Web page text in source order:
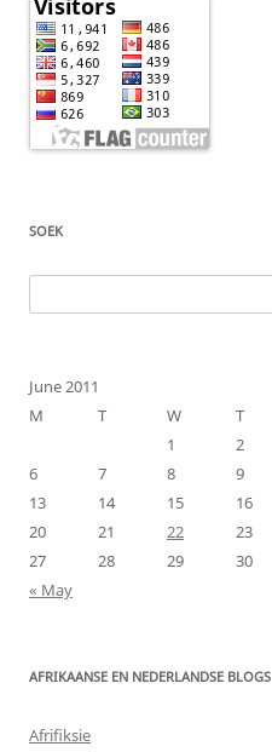
SOEK
for:
June 2011
M
T W T
1
2
6
7 8 9
13
14 15 16
20
21 22 23
27
28 29
30
« May
AFRIKAANSE EN NEDERLANDSE BLOGS
Afrifiksie